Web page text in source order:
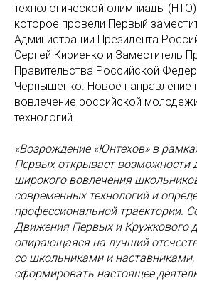
технологической олимпиады
которое провели Первый
Администрации Президента
Сергей Кириенко и Заместитель
Правительства Российской
Чернышенко. Новое направление
вовлечение российской
технологий.
«Возрождение «Юнтехов» в
Первых открывает возможности
широкого вовлечения
современных технологий и
профессиональной траектории.
Движения Первых и Кружкового
опирающаяся на лучший
со школьниками и наставниками,
сформировать настоящее